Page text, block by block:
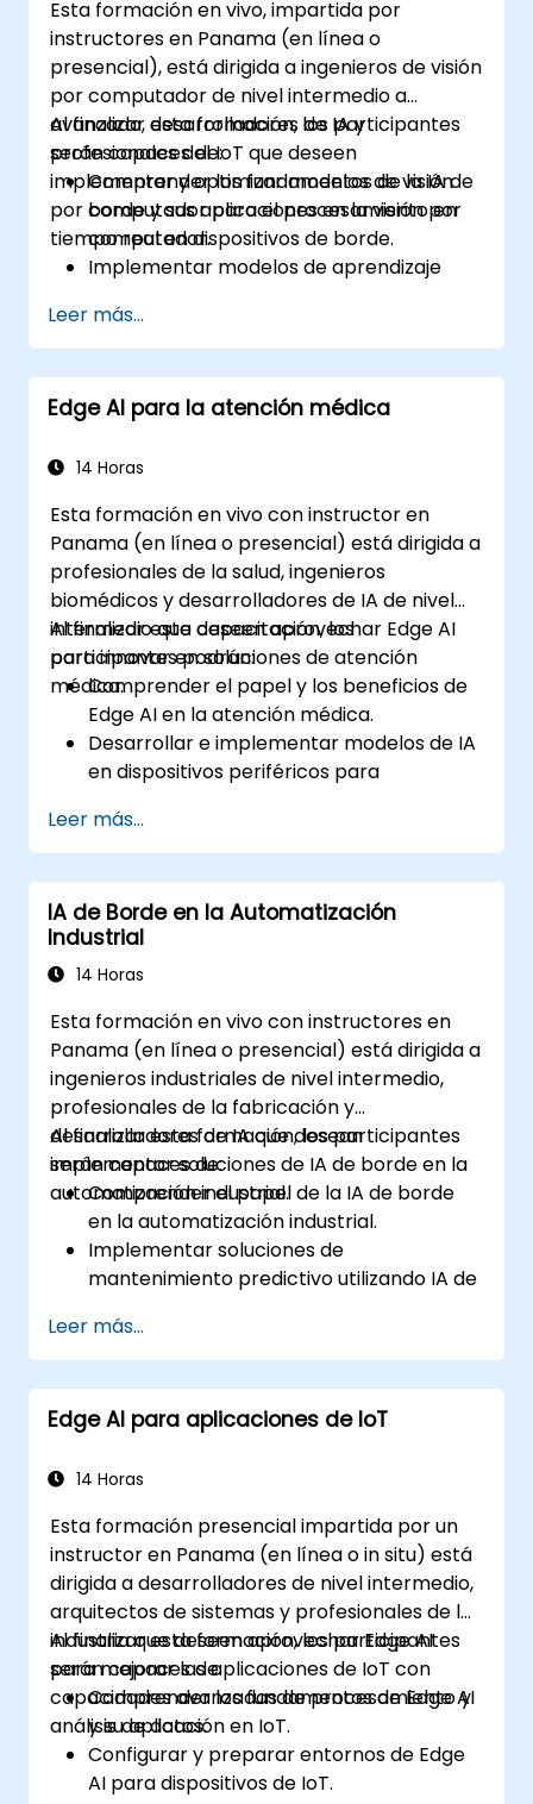
de la IA en el borde.
Esta formación en vivo, impartida por
instructores en Panama (en línea o
presencial), está dirigida a ingenieros de visión
por computador de nivel intermedio a
avanzado, desarrolladores de IA y
profesionales del IoT que deseen
implementar y optimizar modelos de visión
por computador para el procesamiento en
tiempo real en dispositivos de borde.
Al finalizar esta formación, los participantes
serán capaces de:
Comprender los fundamentos de la IA de
borde y sus aplicaciones en la visión por
computador.
Implementar modelos de aprendizaje
borde para el análisis de imágenes y
vídeo en tiempo real.
Utilizar marcos de trabajo como
TensorFlow Lite, OpenVINO y NVIDIA
modelos.
un mejor rendimiento, eficiencia
energética e inferencia de baja latencia.
Leer más...
Edge AI para la atención médica
14 Horas
Esta formación en vivo con instructor en
Panama (en línea o presencial) está dirigida a
profesionales de la salud, ingenieros
biomédicos y desarrolladores de IA de nivel
intermedio que deseen aprovechar Edge AI
para innovar en soluciones de atención
médica.
Al finalizar esta capacitación, los
participantes podrán:
Comprender el papel y los beneficios de
Edge AI en la atención médica.
Desarrollar e implementar modelos de IA
en dispositivos periféricos para
Implementar soluciones de Edge AI en
dispositivos portátiles y herramientas de
diagnóstico.
Diseñar e implementar sistemas de
monitoreo de pacientes utilizando Edge
AI.
regulatorias en las aplicaciones de IA
para la salud.
Leer más...
IA de Borde en la Automatización
Industrial
14 Horas
Esta formación en vivo con instructores en
Panama (en línea o presencial) está dirigida a
ingenieros industriales de nivel intermedio,
profesionales de la fabricación y
desarrolladores de IA que desean
implementar soluciones de IA de borde en la
automatización industrial.
Al finalizar esta formación, los participantes
serán capaces de:
Comprender el papel de la IA de borde
en la automatización industrial.
Implementar soluciones de
mantenimiento predictivo utilizando IA de
Aplicar técnicas de IA para el control de
calidad en los procesos de fabricación.
Optimizar los procesos industriales
mediante la IA de borde.
borde en entornos industriales.
Leer más...
Edge AI para aplicaciones de IoT
14 Horas
Esta formación presencial impartida por un
instructor en Panama (en línea o in situ) está
dirigida a desarrolladores de nivel intermedio,
arquitectos de sistemas y profesionales de la
industria que deseen aprovechar Edge AI
para mejorar las aplicaciones de IoT con
capacidades avanzadas de procesamiento y
análisis de datos.
Al finalizar esta formación, los participantes
serán capaces de:
Comprender los fundamentos de Edge AI
y su aplicación en IoT.
Configurar y preparar entornos de Edge
AI para dispositivos de IoT.